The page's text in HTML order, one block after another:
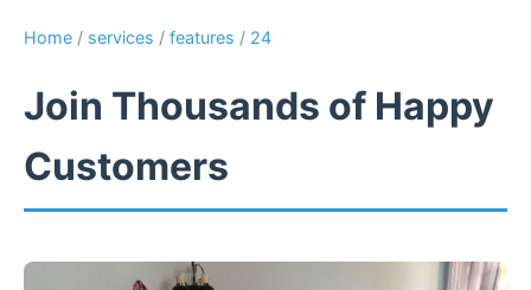
Home / services / features / 24
Join Thousands of Happy
Customers